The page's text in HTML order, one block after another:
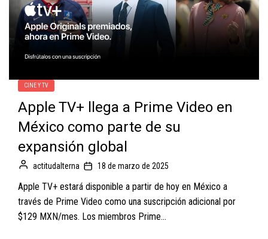
CINE Y TV
Apple TV+ llega a Prime Video en
México como parte de su
expansión global
actitudalterna 18 de marzo de 2025
Apple TV+ estará disponible a partir de hoy en México a
través de Prime Video como una suscripción adicional por
$129 MXN/mes. Los miembros Prime...